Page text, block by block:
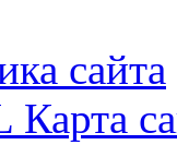
сайта